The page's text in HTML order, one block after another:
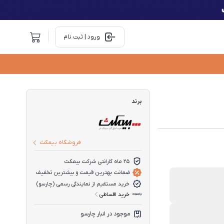
ورود | ثبت نام
برند
فروشگاه بیمکث
25 ماه گارانتی شرکت بیمکث
ضمانت بهترین قیمت و بیشترین تخفیف
خرید مستقیم از نمایندگی رسمی (چارسو)
خرید اقساطی
موجود در انبار چارسو